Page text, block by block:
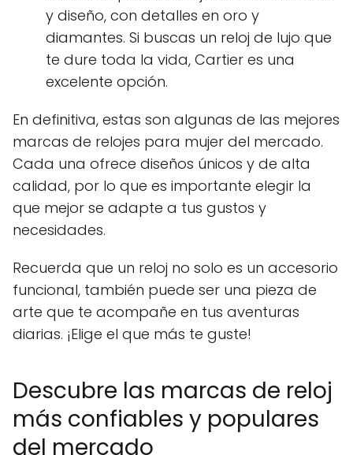
y diseño, con detalles en oro y
diamantes. Si buscas un reloj de lujo que
te dure toda la vida, Cartier es una
excelente opción.
En definitiva, estas son algunas de las mejores
marcas de relojes para mujer del mercado.
Cada una ofrece diseños únicos y de alta
calidad, por lo que es importante elegir la
que mejor se adapte a tus gustos y
necesidades.
Recuerda que un reloj no solo es un accesorio
funcional, también puede ser una pieza de
arte que te acompañe en tus aventuras
diarias. ¡Elige el que más te guste!
Descubre las marcas de reloj
más confiables y populares
del mercado